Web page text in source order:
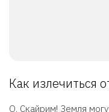
Как излечиться
О, Скайрим! Земля